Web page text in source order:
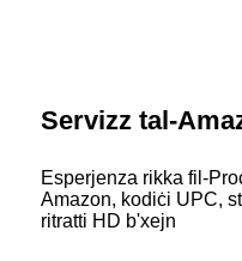
Servizz tal-
Esperjenza rikka fil-
Amazon, kodiċi UPC,
ritratti HD b'xejn